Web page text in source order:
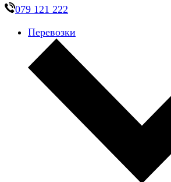
079 121 222
Перевозки